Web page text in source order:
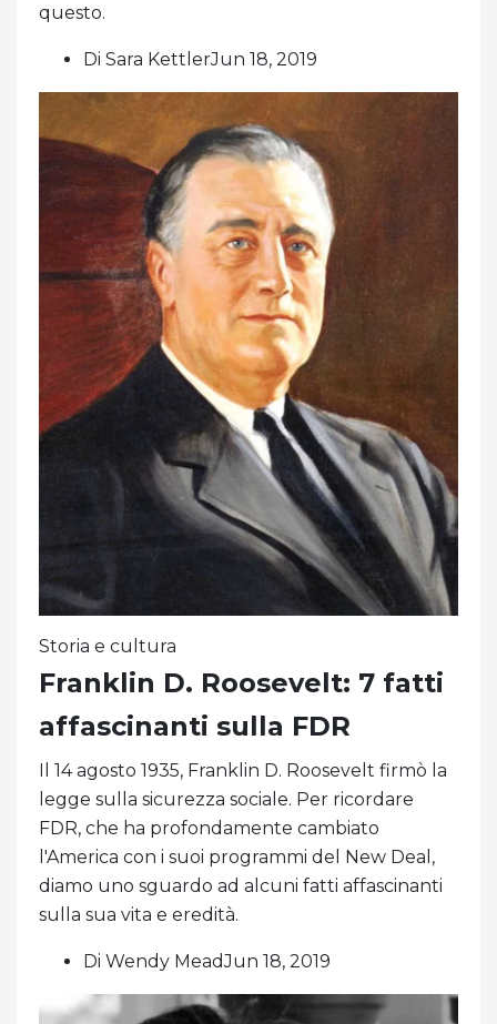
questo.
Di Sara KettlerJun 18, 2019
Storia e cultura
Franklin D. Roosevelt: 7 fatti
affascinanti sulla FDR
Il 14 agosto 1935, Franklin D. Roosevelt firmò la
legge sulla sicurezza sociale. Per ricordare
FDR, che ha profondamente cambiato
l'America con i suoi programmi del New Deal,
diamo uno sguardo ad alcuni fatti affascinanti
sulla sua vita e eredità.
Di Wendy MeadJun 18, 2019